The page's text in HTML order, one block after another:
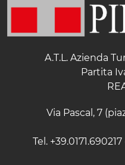
A.T.L. Azienda
Partita
Via Pascal, 7
Tel.